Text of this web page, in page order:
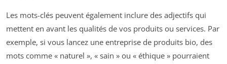
Les mots-clés peuvent également inclure des adjectifs qui
mettent en avant les qualités de vos produits ou services. Par
exemple, si vous lancez une entreprise de produits bio, des
mots comme « naturel », « sain » ou « éthique » pourraient